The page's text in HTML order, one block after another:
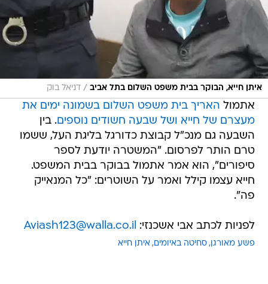
איתן חייא, הבוקר בבית משפט השלום בתל אביב
אתמולהאריך בית משפט השלום בשמונה ימים את
מעצרם של חייא ושל שבעה חשודים נוספים. בין
השבעה גם מנכ"ל קבוצת כדורגל בליגת העל, ששמו
טרם הותר לפרסום. "המשטרה יודעת לספר
סיפורים", הוא אמר אתמול בבוקר בבית המשפט.
חייא עצמו קילל ואמר על השוטרים: "כל המנאייק
פה".
לפניות לכתב אבי אשכנזי: